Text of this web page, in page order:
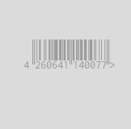
4260641140077